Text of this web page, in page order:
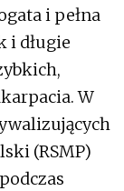
i pełna
i długie
W
(RSMP)